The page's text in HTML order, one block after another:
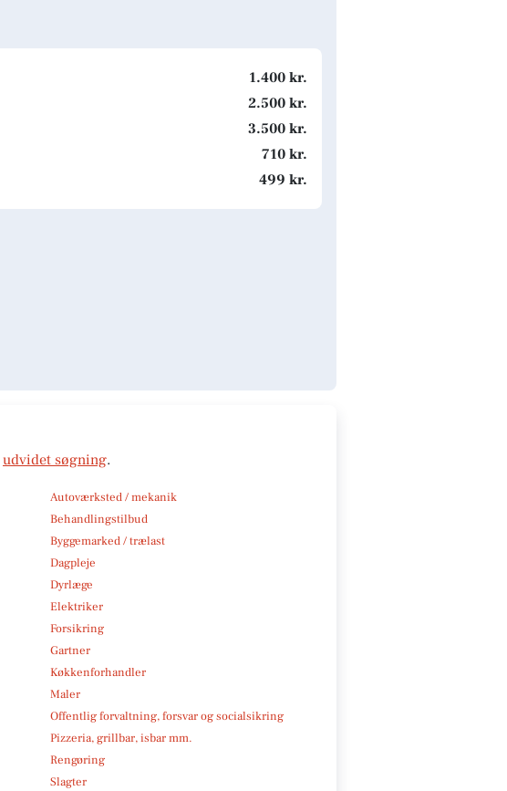
1.400 kr.
2.500 kr.
3.500 kr.
710 kr.
499 kr.
udvidet søgning.
Autoværksted / mekanik
Behandlingstilbud
Byggemarked / trælast
Dagpleje
Dyrlæge
Elektriker
Forsikring
Gartner
Køkkenforhandler
Maler
Offentlig forvaltning, forsvar og socialsikring
Pizzeria, grillbar, isbar mm.
Rengøring
Slagter